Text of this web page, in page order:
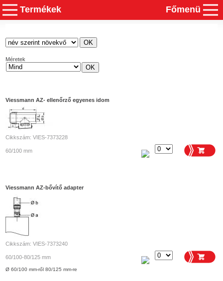
Termékek Főmenü
Méretek
Viessmann AZ- ellenőrző egyenes idom
Cikkszám: VIES-7373228
60/100 mm
Viessmann AZ-bővítő adapter
Cikkszám: VIES-7373240
60/100-80/125 mm
Ø 60/100 mm-ről 80/125 mm-re